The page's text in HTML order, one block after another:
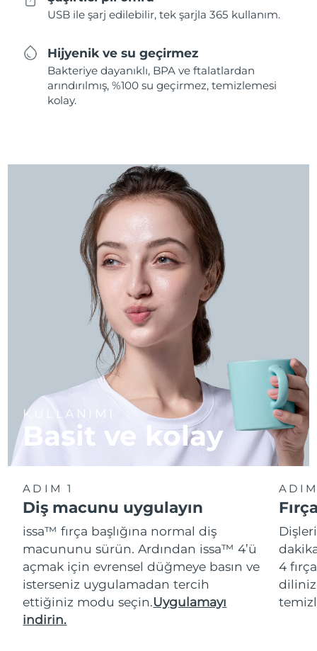
USB ile şarj edilebilir, tek şarjla 365 kullanım.
Hijyenik ve su geçirmez
Bakteriye dayanıklı, BPA ve ftalatlardan
arındırılmış, %100 su geçirmez, temizlemesi
kolay.
KULLANIMI
Basit ve kolay
ADIM 1
Diş macunu uygulayın
issa™ fırça başlığına normal diş
macununu sürün. Ardından issa™ 4’ü
açmak için evrensel düğmeye basın ve
isterseniz uygulamadan tercih
ettiğiniz modu seçin.Uygulamayı
indirin.
4